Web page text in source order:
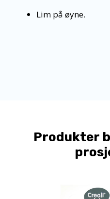
Lim på øyne.
Produkter